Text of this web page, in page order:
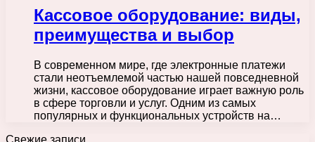
Кассовое оборудование: виды,
преимущества и выбор
В современном мире, где электронные платежи
стали неотъемлемой частью нашей повседневной
жизни, кассовое оборудование играет важную роль
в сфере торговли и услуг. Одним из самых
популярных и функциональных устройств на…
Свежие записи